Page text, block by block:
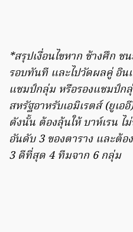
*สรุปเงื่อนไขหาก ช้างศึก ช
รอบทันที และไปวัดผลคู่ อิน
แชมป์กลุ่ม หรือรองแชมป์
สหรัฐอาหรับเอมิเรตส์ (ยูเอ
ดังนั้น ต้องลุ้นให้ บาห์เรน ไ
อันดับ 3 ของตาราง และต้อ
3 ดีที่สุด 4 ทีมจาก 6 กลุ่ม